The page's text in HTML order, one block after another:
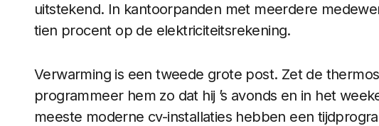
uitstekend. In kantoorpanden met meerdere
tien procent op de elektriciteitsrekening.
Verwarming is een tweede grote post. Zet de
programmeer hem zo dat hij ’s avonds en in het
meeste moderne cv-installaties hebben een